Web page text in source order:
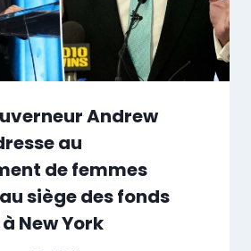
Andrew
au
de femmes
siège des fonds
New York